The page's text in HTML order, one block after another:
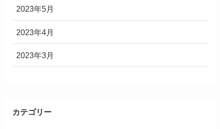
2023年5月
2023年4月
2023年3月
カテゴリー